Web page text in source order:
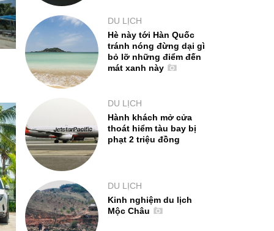
DU LỊCH
Hè này tới Hàn Quốc
tránh nóng đừng dại gì
bỏ lỡ những điểm đến
mát xanh này
DU LỊCH
Hành khách mở cửa
thoát hiểm tàu bay bị
phạt 2 triệu đồng
DU LỊCH
Kinh nghiệm du lịch
Mộc Châu